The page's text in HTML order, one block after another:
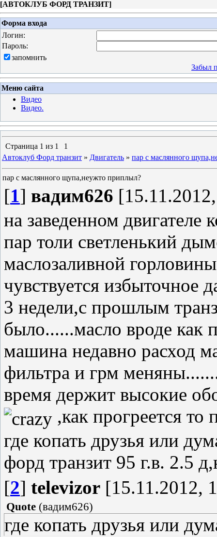
[АВТОКЛУБ ФОРД ТРАНЗИТ]
Форма входа
Логин:
Пароль:
запомнить
Забыл
Меню сайта
Видео
Видео.
Страница 1 из 1
1
Автоклуб Форд транзит » Двигатель » пар с маслянного
пар с маслянного щупа,неужто приплыл?
[1] вадим626
на заведенном двигателе
пар толи светленький
маслозаливной
чувствуется избыточное
3 недели,с прошлым
было......масло вроде как
машина недавно расход
фильтра и грм
время держит высокие
,как прогреется
где копать друзья или
форд транзит 95 г.в. 2.5
[2] televizor [15.11.2012,
Quote (вадим626)
где копать друзья или